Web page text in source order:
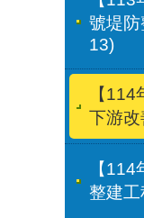
號堤
13)
【
下游
【
整建工